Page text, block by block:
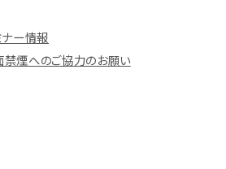
ナー情報
煙へのご協力のお願い